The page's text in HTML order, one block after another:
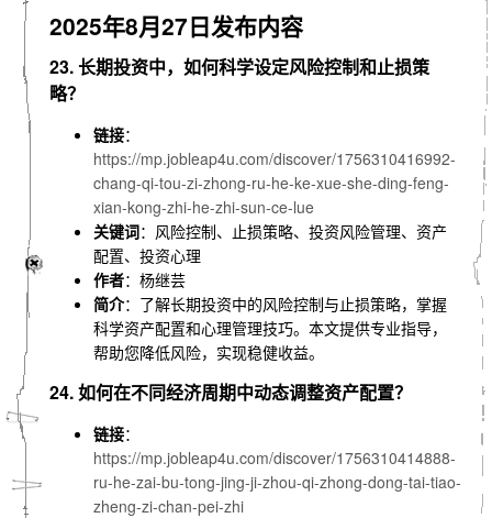
2025年8月27日发布内容
23. 长期投资中，如何科学设定风险控制和止损策
略？
链接：
https://mp.jobleap4u.com/discover/1756310416992-
chang-qi-tou-zi-zhong-ru-he-ke-xue-she-ding-feng-
xian-kong-zhi-he-zhi-sun-ce-lue
关键词：风险控制、止损策略、投资风险管理、资产
配置、投资心理
作者：杨继芸
简介：了解长期投资中的风险控制与止损策略，掌握
科学资产配置和心理管理技巧。本文提供专业指导，
帮助您降低风险，实现稳健收益。
24. 如何在不同经济周期中动态调整资产配置？
链接：
https://mp.jobleap4u.com/discover/1756310414888-
ru-he-zai-bu-tong-jing-ji-zhou-qi-zhong-dong-tai-tiao-
zheng-zi-chan-pei-zhi